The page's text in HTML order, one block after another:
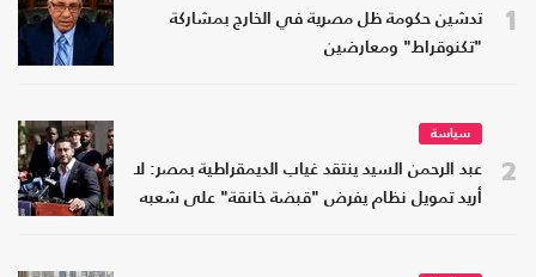
1
تدشين حكومة ظل مصرية في الخارج بمشاركة
"تكنوقراط" ومعارضين
2
سياسة
عبد الرحمن السيد ينتقد غياب الديمقراطية بمصر: لا
أريد تمويل نظام يفرض "قبضة خانقة" على شعبه